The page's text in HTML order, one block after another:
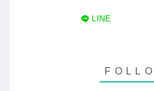
LINE